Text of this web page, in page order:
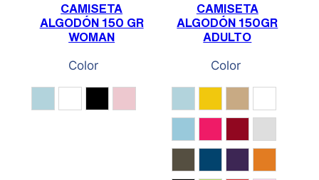
CAMISETA
ALGODÓN 150 GR
WOMAN
Color
AcquaBlancoNegro Rosa Claro
CAMISETA
ALGODÓN 150GR
ADULTO
Color
AcquaAmarillo
BeigeBlanco
CelesteFucsiaGranate
Kaki MarinoMoradoNaranja